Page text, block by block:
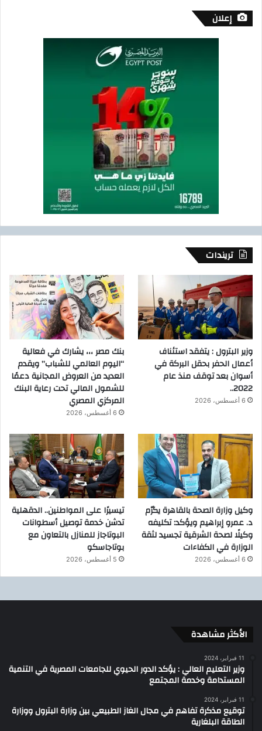
إعلان
تريندات
وزير البترول : يتفقد استئناف
أعمال الحفر بحقل البركة في
أسوان بعد توقف منذ عام
2022..
6 أغسطس، 2026
بنك مصر ،،، يشارك في فعالية
“اليوم العالمي للشباب” ويقدم
العديد من العروض المجانية دعمًا
للشمول المالي تحت رعاية البنك
المركزي المصري
6 أغسطس، 2026
وكيل وزارة الصحة بالقاهرة يكرّم
د. عمرو إبراهيم ويؤكد: تكليفه
وكيلًا لصحة الشرقية تجسيد لثقة
الوزارة في الكفاءات
6 أغسطس، 2026
تيسيرًا على المواطنين.. الدقهلية
تدشن خدمة توصيل أسطوانات
البوتاجاز للمنازل بالتعاون مع
بوتاجاسكو
5 أغسطس، 2026
الأكثر مشاهدة
11 فبراير، 2024
وزير التعليم العالي : يؤكد الدور الحيوي للجامعات المصرية في التنمية
المستدامة وخدمة المجتمع
11 فبراير، 2024
توقيع مذكرة تفاهم في مجال الغاز الطبيعي بين وزارة البترول ووزارة
الطاقة البلغارية